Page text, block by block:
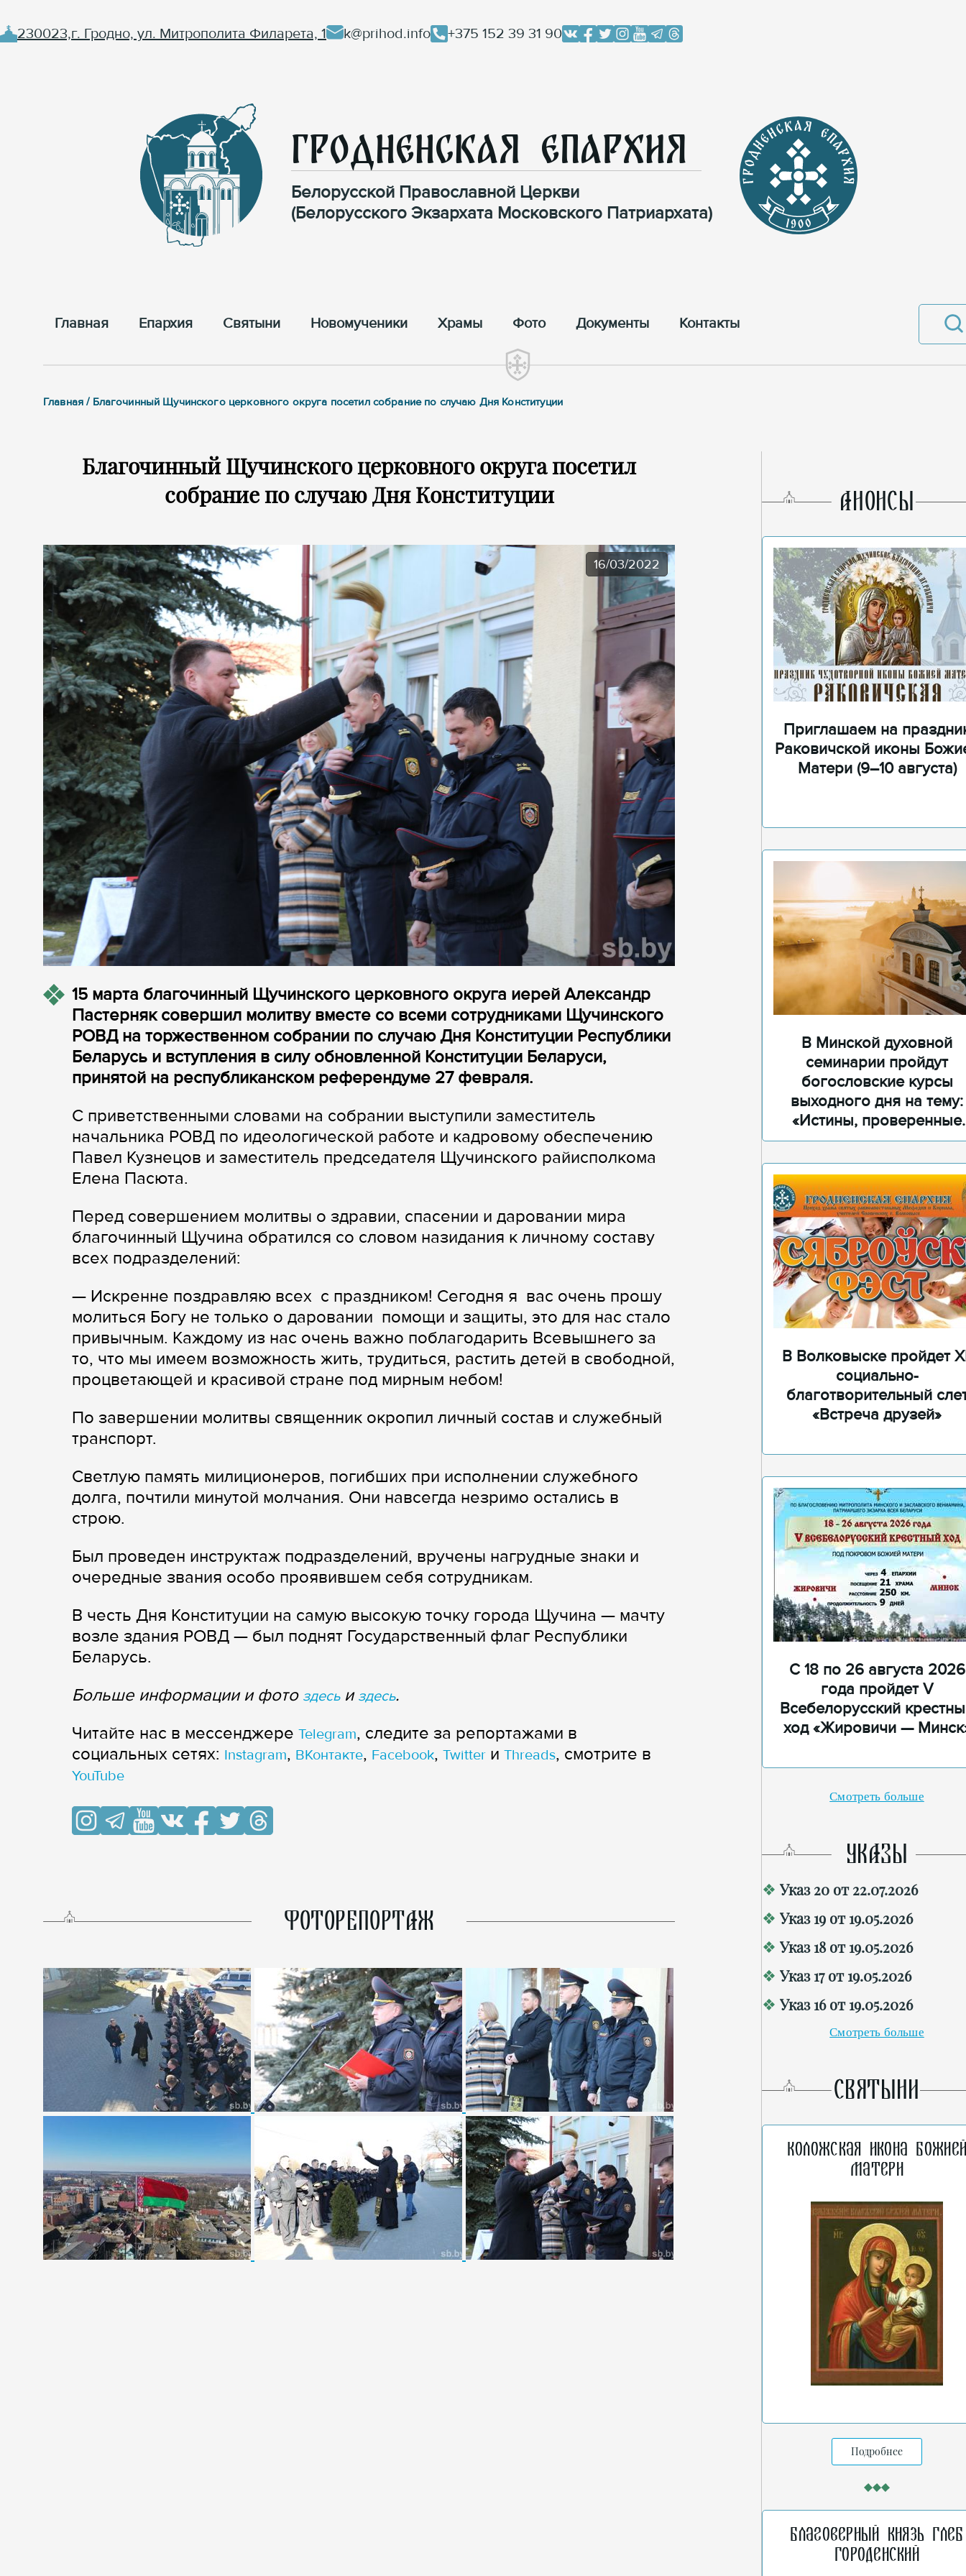
230023,г. Гродно, ул. Митрополита Филарета, 1 k@prihod.info +375 152 39 31 90
Гродненская Епархия
Белорусской Православной Церкви
(Белорусского Экзархата Московского Патриархата)
Главная Епархия Cвятыни Новомученики Храмы Фото Документы Контакты
Главная / Благочинный Щучинского церковного округа посетил собрание по случаю Дня Конституции
Благочинный Щучинского церковного округа посетил
собрание по случаю Дня Конституции
16/03/2022
15 марта благочинный Щучинского церковного округа иерей Александр
Пастерняк совершил молитву вместе со всеми сотрудниками Щучинского
РОВД на торжественном собрании по случаю Дня Конституции Республики
Беларусь и вступления в силу обновленной Конституции Беларуси,
принятой на республиканском референдуме 27 февраля.
С приветственными словами на собрании выступили заместитель
начальника РОВД по идеологической работе и кадровому обеспечению
Павел Кузнецов и заместитель председателя Щучинского райисполкома
Елена Пасюта.
Перед совершением молитвы о здравии, спасении и даровании мира
благочинный Щучина обратился со словом назидания к личному составу
всех подразделений:
— Искренне поздравляю всех с праздником! Сегодня я вас очень прошу
молиться Богу не только о даровании помощи и защиты, это для нас стало
привычным. Каждому из нас очень важно поблагодарить Всевышнего за
то, что мы имеем возможность жить, трудиться, растить детей в свободной,
процветающей и красивой стране под мирным небом!
По завершении молитвы священник окропил личный состав и служебный
транспорт.
Светлую память милиционеров, погибших при исполнении служебного
долга, почтили минутой молчания. Они навсегда незримо остались в
строю.
Был проведен инструктаж подразделений, вручены нагрудные знаки и
очередные звания особо проявившем себя сотрудникам.
В честь Дня Конституции на самую высокую точку города Щучина — мачту
возле здания РОВД — был поднят Государственный флаг Республики
Беларусь.
Больше информации и фото здесьи здесь.
Читайте нас в мессенджере Telegram, следите за репортажами в
cоциальных сетях: Instagram, ВКонтакте, Facebook, Twitter и Threads, смотрите в
YouTube
ФОТОРЕПОРТАЖ
AНОНСЫ
Приглашаем на
Раковичской иконы
Матери (9–10 августа)
В Минской духовной
семинарии пройдут
богословские курсы
выходного дня на тему:
«Истины, проверенные
временем»
В Волковыске пройдет
социально-
благотворительный
«Встреча друзей»
С 18 по 26 августа 2026
года пройдет V
Всебелорусский
ход «Жировичи —
Смотреть больше
УКАЗЫ
Указ 20 от 22.07.2026
Указ 19 от 19.05.2026
Указ 18 от 19.05.2026
Указ 17 от 19.05.2026
Указ 16 от 19.05.2026
Смотреть больше
СВЯТЫНИ
Коложская икона
Матери
Подробнее
Благоверный князь Глеб
Городенский